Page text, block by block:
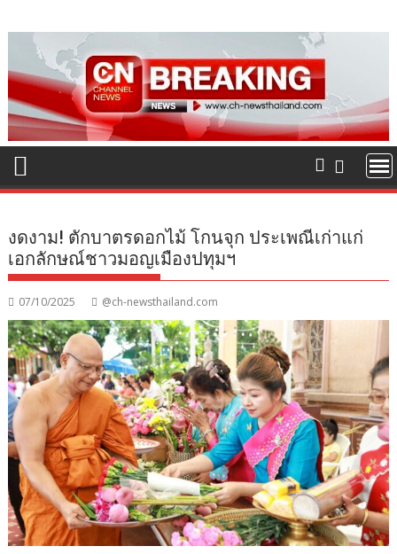
to
content
งดงาม! ตักบาตรดอกไม้ โกนจุก ประเพณีเก่าแก่
เอกลักษณ์ชาวมอญเมืองปทุมฯ
07/10/2025 @ch-newsthailand.com